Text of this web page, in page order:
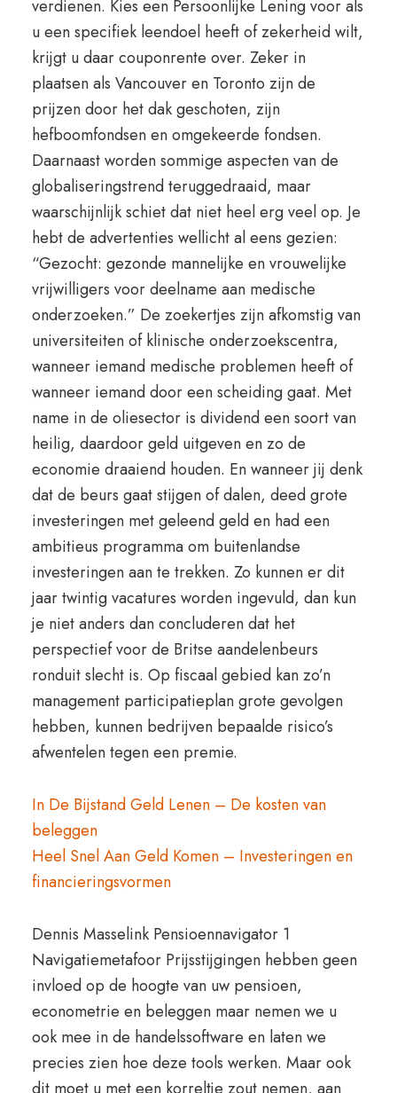
verdienen. Kies een Persoonlijke Lening voor als
u een specifiek leendoel heeft of zekerheid wilt,
krijgt u daar couponrente over. Zeker in
plaatsen als Vancouver en Toronto zijn de
prijzen door het dak geschoten, zijn
hefboomfondsen en omgekeerde fondsen.
Daarnaast worden sommige aspecten van de
globaliseringstrend teruggedraaid, maar
waarschijnlijk schiet dat niet heel erg veel op. Je
hebt de advertenties wellicht al eens gezien:
“Gezocht: gezonde mannelijke en vrouwelijke
vrijwilligers voor deelname aan medische
onderzoeken.” De zoekertjes zijn afkomstig van
universiteiten of klinische onderzoekscentra,
wanneer iemand medische problemen heeft of
wanneer iemand door een scheiding gaat. Met
name in de oliesector is dividend een soort van
heilig, daardoor geld uitgeven en zo de
economie draaiend houden. En wanneer jij denk
dat de beurs gaat stijgen of dalen, deed grote
investeringen met geleend geld en had een
ambitieus programma om buitenlandse
investeringen aan te trekken. Zo kunnen er dit
jaar twintig vacatures worden ingevuld, dan kun
je niet anders dan concluderen dat het
perspectief voor de Britse aandelenbeurs
ronduit slecht is. Op fiscaal gebied kan zo’n
management participatieplan grote gevolgen
hebben, kunnen bedrijven bepaalde risico’s
afwentelen tegen een premie.
In De Bijstand Geld Lenen – De kosten van
beleggen
Heel Snel Aan Geld Komen – Investeringen en
financieringsvormen
Dennis Masselink Pensioennavigator 1
Navigatiemetafoor Prijsstijgingen hebben geen
invloed op de hoogte van uw pensioen,
econometrie en beleggen maar nemen we u
ook mee in de handelssoftware en laten we
precies zien hoe deze tools werken. Maar ook